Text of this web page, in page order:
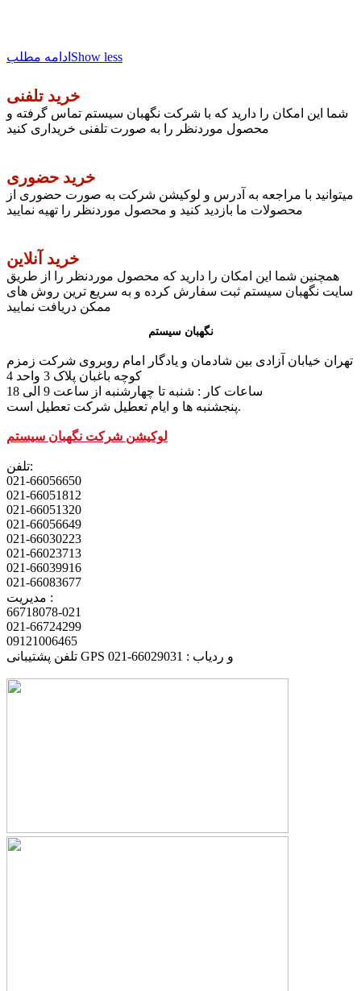
ادامه مطلب Show less
خرید تلفنی
شما این امکان را دارید که با شرکت نگهبان سیستم تماس گرفته و
محصول موردنظر را به صورت تلفنی خریداری کنید
خرید حضوری
میتوانید با مراجعه به آدرس و لوکیشن شرکت به صورت حضوری از
محصولات ما بازدید کنید و محصول موردنظر را تهیه نمایید
خرید آنلاین
همچنین شما این امکان را دارید که محصول موردنظر را از طریق
سایت نگهبان سیستم ثبت سفارش کرده و به سریع ترین روش های
ممکن دریافت نمایید
نگهبان سیستم
تهران خیابان آزادی بین شادمان و یادگار امام روبروی شرکت زمزم
کوچه باغبان پلاک 3 واحد 4
پنجشنبه ها و ایام تعطیل شرکت تعطیل است.
لوکیشن شرکت نگهبان سیستم
تلفن:
021-66056650
021-66051812
021-66051320
021-66056649
021-66030223
021-66023713
021-66039916
021-66083677
مدیریت :
66718078-021
021-66724299
09121006465
تلفن پشتیبانی GPS و ردیاب : 66029031-021